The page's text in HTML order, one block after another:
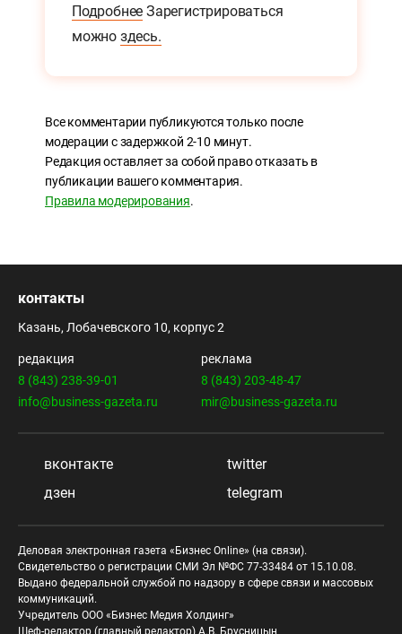
Подробнее Зарегистрироваться
можно здесь.
Все комментарии публикуются только после
модерации с задержкой 2-10 минут.
Редакция оставляет за собой право отказать в
публикации вашего комментария.
Правила модерирования.
контакты
Казань, Лобачевского 10, корпус 2
редакция
8 (843) 238-39-01
info@business-gazeta.ru
реклама
8 (843) 203-48-47
mir@business-gazeta.ru
вконтакте
twitter
дзен
telegram
Деловая электронная газета «Бизнес Online» (на связи).
Свидетельство о регистрации СМИ Эл №ФС 77-33484 от 15.10.08.
Выдано федеральной службой по надзору в сфере связи и массовых
коммуникаций.
Учредитель ООО «Бизнес Медия Холдинг»